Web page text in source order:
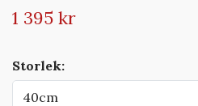
1 395 kr
Storlek:
40cm